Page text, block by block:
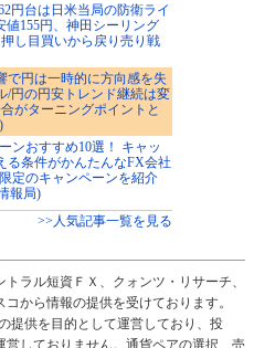
円台は日米当局の防衛ライ
値155円、神田シーリング
し目買いから戻り売り戦
で円は一時的に方向感を失
/円の円安トレンド継続は変
がターニングポイントと
ンおすすめ10選！ キャッ
る条件がかんたんなFX会社
定のキャンペーンを紹介
報局)
>>人気記事一覧を見る
ラル短資ＦＸ、クォンツ・リサーチ、
から情報の提供を受けております。
提供を目的として運営しており、投
しておりません。通貨ペアの選択、売